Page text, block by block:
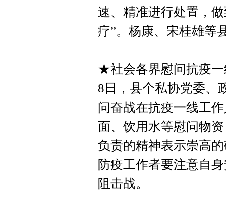
速、精准进行处置，
疗”。杨康、宋桂雄等
★社会各界慰问抗疫
8日，县个私协党委、
问奋战在抗疫一线工
面、饮用水等慰问物
负责的精神表示崇高
防疫工作者要注意自
阻击战。